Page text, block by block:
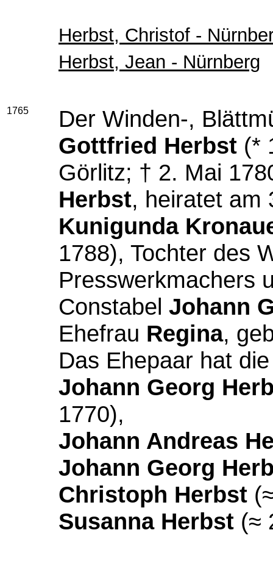
Herbst, Christof -
Herbst, Jean - Nürnberg
1765
Der Winden-,
Gottfried Herbst (*
Görlitz; † 2. Mai
Herbst, heiratet am
Kunigunda
1788), Tochter des
Presswerkmachers
Constabel Johann
Ehefrau Regina,
Das Ehepaar hat
Johann Georg
1770),
Johann Andreas
Johann Georg
Christoph Herbst
Susanna Herbst (≈